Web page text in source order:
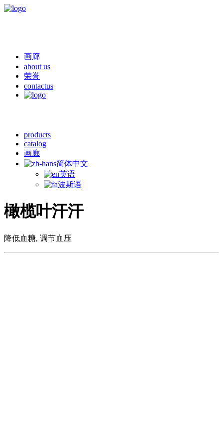
画廊
about us
荣誉
contactus
products
catalog
画廊
简体中文
英语
波斯语
橄榄叶汗汗
降低血糖, 调节血压